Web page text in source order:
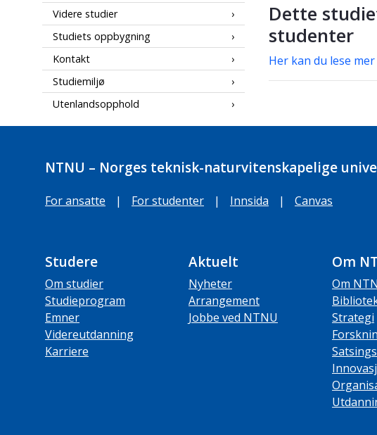
Videre studier
Studiets oppbygning
Kontakt
Studiemiljø
Utenlandsopphold
Dette
studenter
Her kan du lese
NTNU – Norges teknisk-naturvitenskapelige
For ansatte | For studenter | Innsida | Canvas
Studere
Om studier
Studieprogram
Emner
Videreutdanning
Karriere
Aktuelt
Nyheter
Arrangement
Jobbe ved NTNU
Om
Om
Strategi